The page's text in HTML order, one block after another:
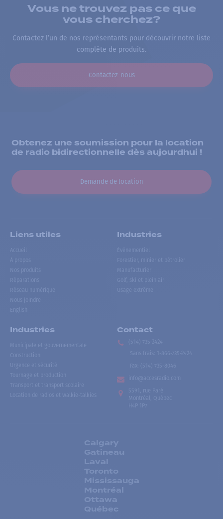
Vous ne trouvez pas ce que
vous cherchez?
Contactez l’un de nos représentants pour découvrir notre liste
complète de produits.
Contactez-nous
Obtenez une soumission pour la location
de radio bidirectionnelle dès aujourdhui !
Demande de location
Liens utiles
Accueil
À propos
Nos produits
Réparations
Réseau numérique
Nous joindre
English
Industries
Événementiel
Forestier, minier et pétrolier
Manufacturier
Golf, ski et plein air
Usage extrême
Industries
Municipale et gouvernementale
Construction
Urgence et sécurité
Tournage et production
Transport et transport scolaire
Location de radios et walkie-talkies
Contact
(514) 735-2424
Sans frais
1-866-735-2424
Fax:
(514) 735-8046
info@accesradio.com
5591, rue Paré
Montréal, Québec
H4P 1P7
Calgary
Gatineau
Laval
Toronto
Mississauga
Montréal
Ottawa
Québec